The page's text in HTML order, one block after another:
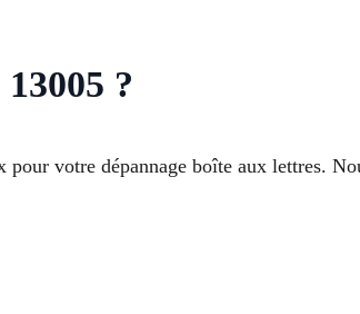
?
votre dépannage boîte aux lettres.